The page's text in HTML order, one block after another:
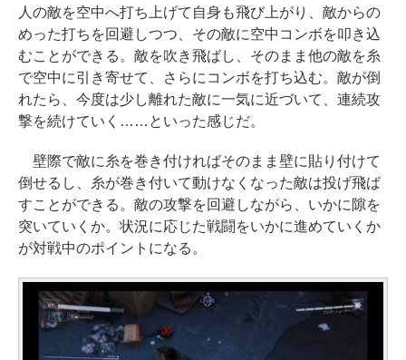
人の敵を空中へ打ち上げて自身も飛び上がり、敵からの
めった打ちを回避しつつ、その敵に空中コンボを叩き込
むことができる。敵を吹き飛ばし、そのまま他の敵を糸
で空中に引き寄せて、さらにコンボを打ち込む。敵が倒
れたら、今度は少し離れた敵に一気に近づいて、連続攻
撃を続けていく……といった感じだ。
壁際で敵に糸を巻き付ければそのまま壁に貼り付けて
倒せるし、糸が巻き付いて動けなくなった敵は投げ飛ば
すことができる。敵の攻撃を回避しながら、いかに隙を
突いていくか。状況に応じた戦闘をいかに進めていくか
が対戦中のポイントになる。